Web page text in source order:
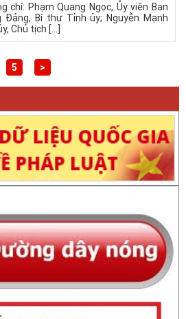
chí: Phạm Quang Ngọc, Ủy viên Ban
Đảng, Bí thư Tỉnh ủy; Nguyễn Mạnh
Chủ tịch […]
5 >